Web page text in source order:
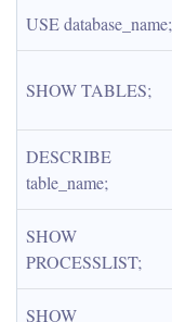
USE database_name;
SHOW TABLES;
DESCRIBE
table_name;
SHOW
PROCESSLIST;
SHOW